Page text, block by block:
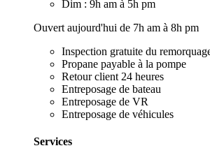
Dim : 9h am à 5h pm
Ouvert aujourd'hui de 7h am à 8h pm
Inspection gratuite du
Propane payable à la pompe
Retour client 24 heures
Entreposage de bateau
Entreposage de VR
Entreposage de véhicules
Services